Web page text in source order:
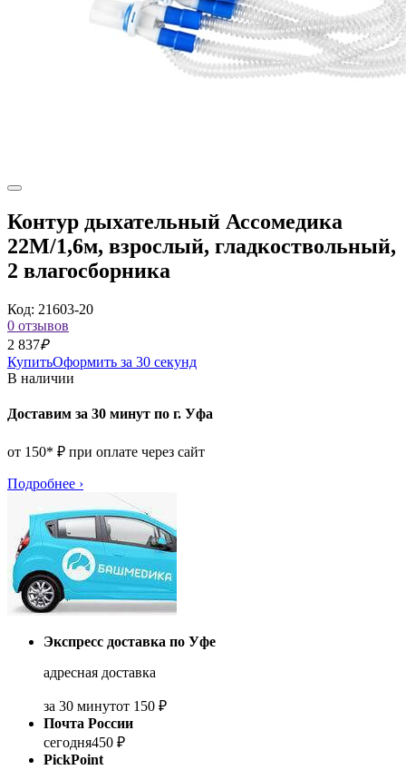
Контур дыхательный Ассомедика
22М/1,6м, взрослый, гладкоствольный,
2 влагосборника
Код: 21603-20
0 отзывов
2 837₽
КупитьОформить за 30 секунд
В наличии
Доставим за 30 минут по г. Уфа
от 150* ₽ при оплате через сайт
Подробнее ›
Экспресс доставка по Уфе
адресная доставка
за 30 минутот 150 ₽
Почта России
сегодня450 ₽
PickPoint